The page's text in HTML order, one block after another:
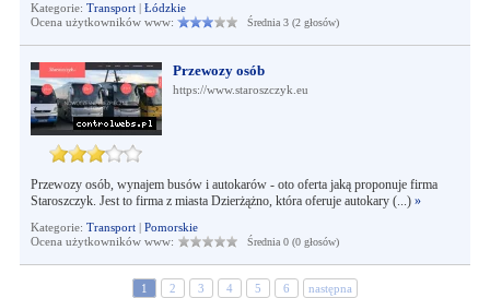
Kategorie: Transport| Łódzkie
Ocena użytkowników www:
Średnia 3 (2 głosów)
Przewozy osób
https://www.staroszczyk.eu
Przewozy osób, wynajem busów i autokarów - oto oferta jaką proponuje firma
Staroszczyk. Jest to firma z miasta Dzierżążno, która oferuje autokary (...) »
Kategorie: Transport| Pomorskie
Ocena użytkowników www:
Średnia 0 (0 głosów)
1 2 3 4 5 6 następna